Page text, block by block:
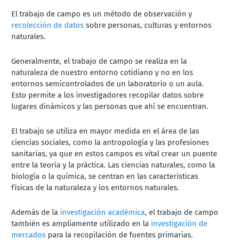
El trabajo de campo es un método de observación y
recolección de datos sobre personas, culturas y entornos
naturales.
Generalmente, el trabajo de campo se realiza en la
naturaleza de nuestro entorno cotidiano y no en los
entornos semicontrolados de un laboratorio o un aula.
Esto permite a los investigadores recopilar datos sobre
lugares dinámicos y las personas que ahí se encuentran.
El trabajo se utiliza en mayor medida en el área de las
ciencias sociales, como la antropología y las profesiones
sanitarias, ya que en estos campos es vital crear un puente
entre la teoría y la práctica. Las ciencias naturales, como la
biología o la química, se centran en las características
físicas de la naturaleza y los entornos naturales.
Además de la investigación académica, el trabajo de campo
también es ampliamente utilizado en la investigación de
mercados para la recopilación de fuentes primarias.